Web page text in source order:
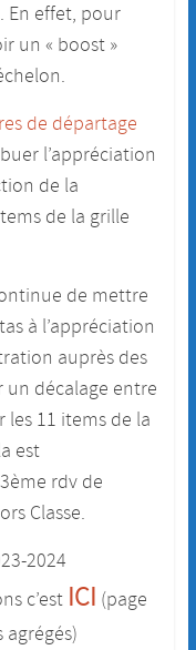
En effet, pour
un « boost »
de départage
l’appréciation
de la
de la grille
de mettre
à l’appréciation
auprès des
décalage entre
11 items de la
est
rdv de
Classe.
2024
c’est ICI (page
agrégés)